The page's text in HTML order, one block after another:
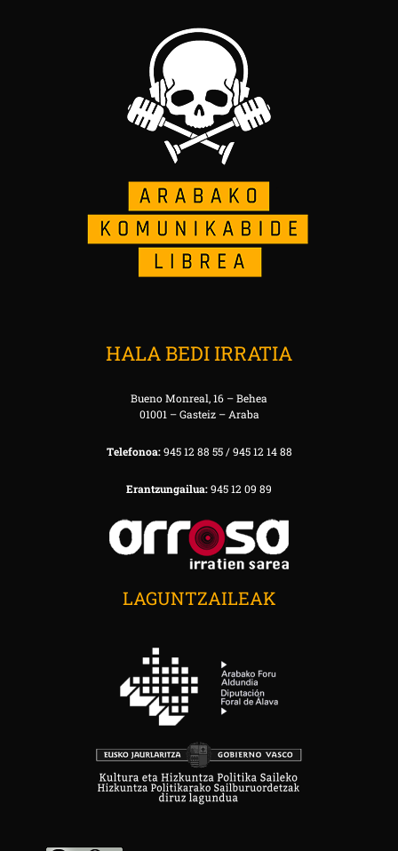
HALA BEDI IRRATIA
Bueno Monreal, 16 – Behea
01001 – Gasteiz – Araba
Telefonoa:945 12 88 55 / 945 12 14 88
Erantzungailua:945 12 09 89
LAGUNTZAILEAK